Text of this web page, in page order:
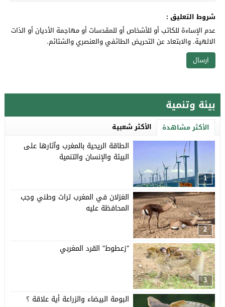
شروط التعليق :
عدم الإساءة للكاتب أو للأشخاص أو للمقدسات أو مهاجمة الأديان أو الذات
الالهية. والابتعاد عن التحريض الطائفي والعنصري والشتائم.
بيئة وتنمية
الأكثر مشاهدة الأكثر شعبية
1
الطاقة الريحية بالمغرب وآثارها على
البيئة والإنسان والتنمية
2
الغزلان في المغرب تراث وطني وجب
المحافظة عليه
3
“زعطوط” القرد المغربي
البومة البيضاء والزراعة أية علاقة ؟